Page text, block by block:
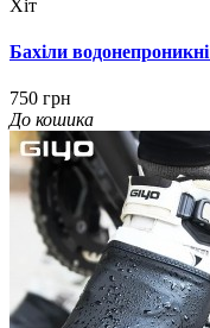
Хіт
Бахіли
750 грн
До кошика